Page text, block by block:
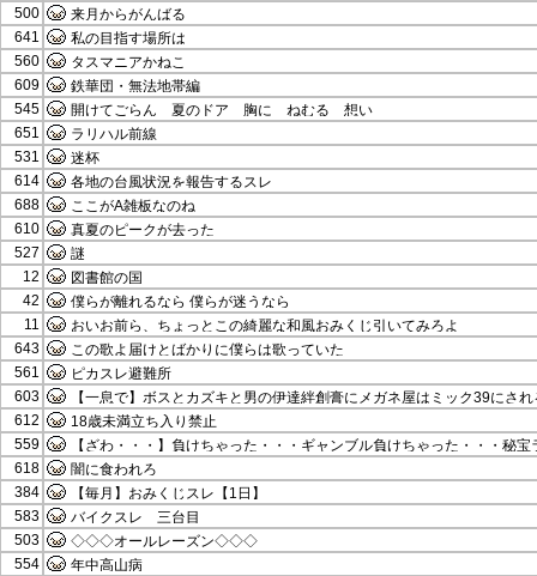
500
来月からがんばる
641
私の目指す場所は
560
タスマニアかねこ
609
鉄華団・無法地帯編
545
開けてごらん 夏のドア 胸に ねむる 想い
651
ラリハル前線
531
迷杯
614
各地の台風状況を報告するスレ
688
ここがA雑板なのね
610
真夏のピークが去った
527
謎
12
図書館の国
42
僕らが離れるなら 僕らが迷うなら
11
おいお前ら、ちょっとこの綺麗な和風おみくじ引いてみろよ
643
この歌よ届けとばかりに僕らは歌っていた
561
ピカスレ避難所
603
【一息で】ボスとカズキと男の伊達絆創膏にメガネ屋はミック39にさ
612
18歳未満立ち入り禁止
559
【ざわ・・・】負けちゃった・・・ギャンブル負けちゃった・・・秘
618
闇に食われろ
384
【毎月】おみくじスレ【1日】
583
バイクスレ 三台目
503
◇◇◇オールレーズン◇◇◇
554
年中高山病